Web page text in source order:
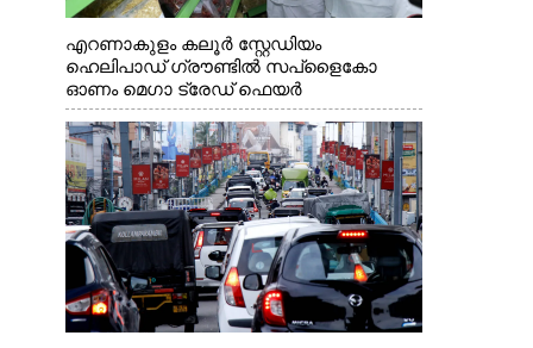
എറണാകുളം കലൂർ സ്റ്റേഡിയം
ഹെലിപാഡ് ഗ്രൗണ്ടിൽ സപ്ളൈകോ
ഓണം മെഗാ ട്രേഡ് ഫെയർ
സംസ്ഥാനതല ഉദ്ഘാടനം നിർവഹിച്ച്
സ്റ്റാൾ സന്ദർശിക്കുന്ന മുഖ്യമന്ത്രി വി.ഡി.
സതീശൻ. മന്ത്രി അനൂപ് ജേക്കബ് സമീപം